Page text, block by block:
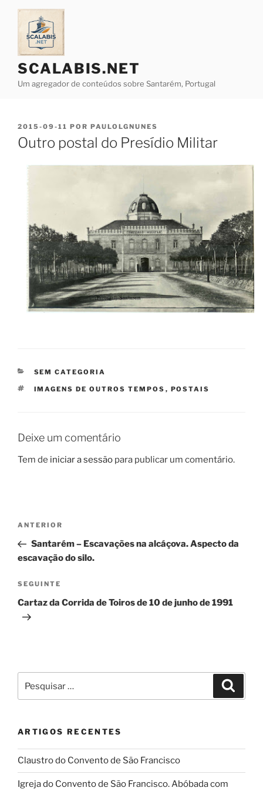
Saltar
conteúdo
SCALABIS.NET
Um agregador de conteúdos sobre Santarém, Portugal
PUBLICADO
EM
2015-09-11 POR PAULOLGNUNES
Outro postal do Presídio Militar
CATEGORIAS
SEM CATEGORIA
ETIQUETAS
IMAGENS DE OUTROS TEMPOS , POSTAIS
Deixe um comentário
Tem de iniciar a sessão para publicar um comentário.
Navegação
artigos
Conteúdo
anterior
ANTERIOR
Santarém – Escavações na alcáçova. Aspecto da
escavação do silo.
Conteúdo
seguinte
SEGUINTE
Cartaz da Corrida de Toiros de 10 de junho de 1991
por:
ARTIGOS RECENTES
Claustro do Convento de São Francisco
Igreja do Convento de São Francisco. Abóbada com